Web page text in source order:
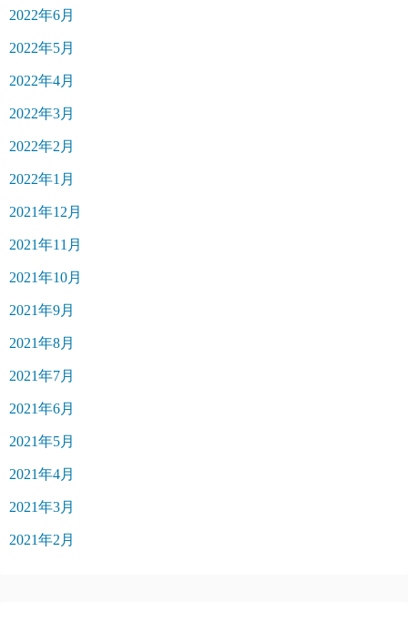
2022年6月
2022年5月
2022年4月
2022年3月
2022年2月
2022年1月
2021年12月
2021年11月
2021年10月
2021年9月
2021年8月
2021年7月
2021年6月
2021年5月
2021年4月
2021年3月
2021年2月